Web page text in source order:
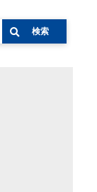
検索